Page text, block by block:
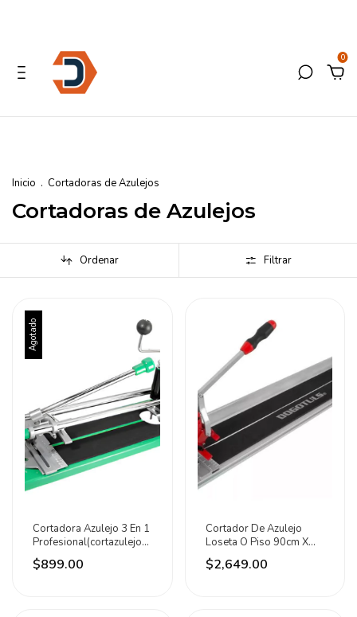
0
Inicio . Cortadoras de Azulejos
Cortadoras de Azulejos
Ordenar Filtrar
Agotado
Cortadora Azulejo 3 En 1
Profesional(cortazulejo)
Lion Tools
$899.00
Cortador De Azulejo
Loseta O Piso 90cm X
20mm Dogo Tuls
$2,649.00